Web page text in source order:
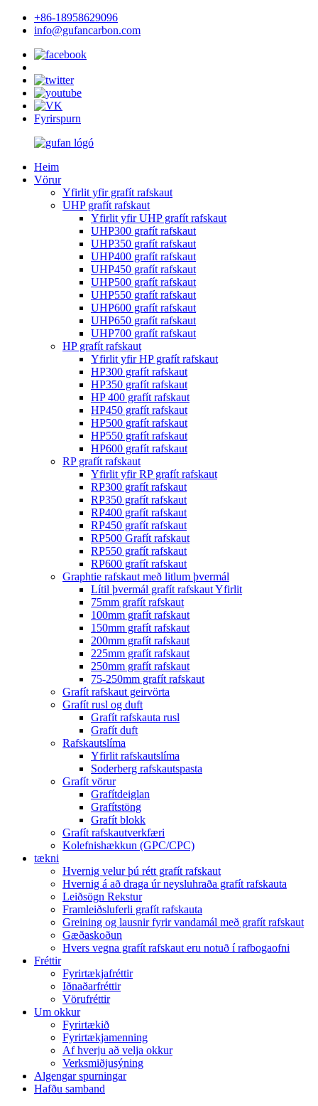
+86-18958629096
info@gufancarbon.com
Fyrirspurn
Heim
Vörur
Yfirlit yfir grafít rafskaut
UHP grafít rafskaut
Yfirlit yfir UHP grafít rafskaut
UHP300 grafít rafskaut
UHP350 grafít rafskaut
UHP400 grafít rafskaut
UHP450 grafít rafskaut
UHP500 grafít rafskaut
UHP550 grafít rafskaut
UHP600 grafít rafskaut
UHP650 grafít rafskaut
UHP700 grafít rafskaut
HP grafít rafskaut
Yfirlit yfir HP grafít rafskaut
HP300 grafít rafskaut
HP350 grafít rafskaut
HP 400 grafít rafskaut
HP450 grafít rafskaut
HP500 grafít rafskaut
HP550 grafít rafskaut
HP600 grafít rafskaut
RP grafít rafskaut
Yfirlit yfir RP grafít rafskaut
RP300 grafít rafskaut
RP350 grafít rafskaut
RP400 grafít rafskaut
RP450 grafít rafskaut
RP500 Grafít rafskaut
RP550 grafít rafskaut
RP600 grafít rafskaut
Graphtie rafskaut með litlum þvermál
Lítil þvermál grafít rafskaut Yfirlit
75mm grafít rafskaut
100mm grafít rafskaut
150mm grafít rafskaut
200mm grafít rafskaut
225mm grafít rafskaut
250mm grafít rafskaut
75-250mm grafít rafskaut
Grafít rafskaut geirvörta
Grafít rusl og duft
Grafít rafskauta rusl
Grafít duft
Rafskautslíma
Yfirlit rafskautslíma
Soderberg rafskautspasta
Grafít vörur
Grafítdeiglan
Grafítstöng
Grafít blokk
Grafít rafskautverkfæri
Kolefnishækkun (GPC/CPC)
tækni
Hvernig velur þú rétt grafít rafskaut
Hvernig á að draga úr neysluhraða grafít rafskauta
Leiðsögn Rekstur
Framleiðsluferli grafít rafskauta
Greining og lausnir fyrir vandamál með grafít rafskaut
Gæðaskoðun
Hvers vegna grafít rafskaut eru notuð í rafbogaofni
Fréttir
Fyrirtækjafréttir
Iðnaðarfréttir
Vörufréttir
Um okkur
Fyrirtækið
Fyrirtækjamenning
Af hverju að velja okkur
Verksmiðjusýning
Algengar spurningar
Hafðu samband